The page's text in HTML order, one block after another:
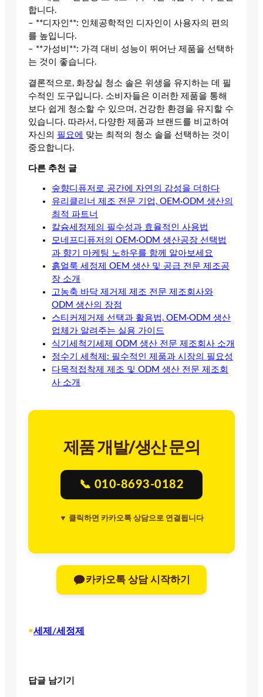
합니다.
– **디자인**: 인체공학적인 디자인이 사용자의 편의
를 높입니다.
– **가성비**: 가격 대비 성능이 뛰어난 제품을 선택하
는 것이 좋습니다.
결론적으로, 화장실 청소 솔은 위생을 유지하는 데 필
수적인 도구입니다. 소비자들은 이러한 제품을 통해
보다 쉽게 청소할 수 있으며, 건강한 환경을 유지할 수
있습니다. 따라서, 다양한 제품과 브랜드를 비교하여
자신의 필요에
맞는 최적의 청소 솔을 선택하는 것이
중요합니다.
다른 추천 글
숲향디퓨저로 공간에 자연의 감성을 더하다
유리클리너 제조 전문 기업, OEM·ODM 생산의
최적 파트너
칼슘세정제의 필수성과 효율적인 사용법
모네프디퓨저의 OEM·ODM 생산공장 선택법
과 향기 마케팅 노하우를 함께 알아보세요
흙얼룩 세정제 OEM 생산 및 공급 전문 제조공
장 소개
고농축 바닥 제거제 제조 전문 제조회사와
ODM 생산의 장점
스티커제거제 선택과 활용법, OEM·ODM 생산
업체가 알려주는 실용 가이드
식기세척기세제 ODM 생산 전문 제조회사 소개
정수기 세척제: 필수적인 제품과 시장의 필요성
다목적접착제 제조 및 ODM 생산 전문 제조회
사 소개
제품 개발/생산 문의
📞 010-8693-0182
▼ 클릭하면 카카오톡 상담으로 연결됩니다
카카오톡 상담 시작하기
•세제/세정제
답글 남기기